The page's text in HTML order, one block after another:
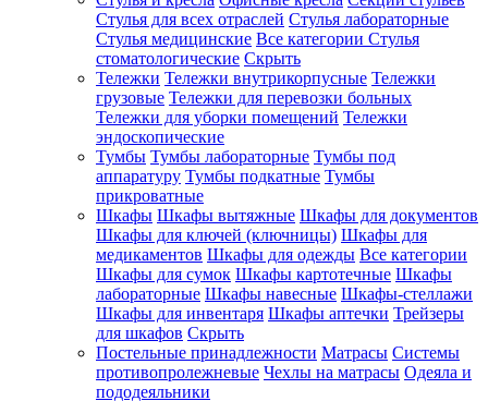
Стулья для всех отраслей Стулья лабораторные
Стулья медицинские Все категории Стулья
стоматологические Скрыть
Тележки Тележки внутрикорпусные Тележки
грузовые Тележки для перевозки больных
Тележки для уборки помещений Тележки
эндоскопические
Тумбы Тумбы лабораторные Тумбы под
аппаратуру Тумбы подкатные Тумбы
прикроватные
Шкафы Шкафы вытяжные Шкафы для документов
Шкафы для ключей (ключницы) Шкафы для
медикаментов Шкафы для одежды Все категории
Шкафы для сумок Шкафы картотечные Шкафы
лабораторные Шкафы навесные Шкафы-стеллажи
Шкафы для инвентаря Шкафы аптечки Трейзеры
для шкафов Скрыть
Постельные принадлежности Матрасы Системы
противопролежневые Чехлы на матрасы Одеяла и
пододеяльники